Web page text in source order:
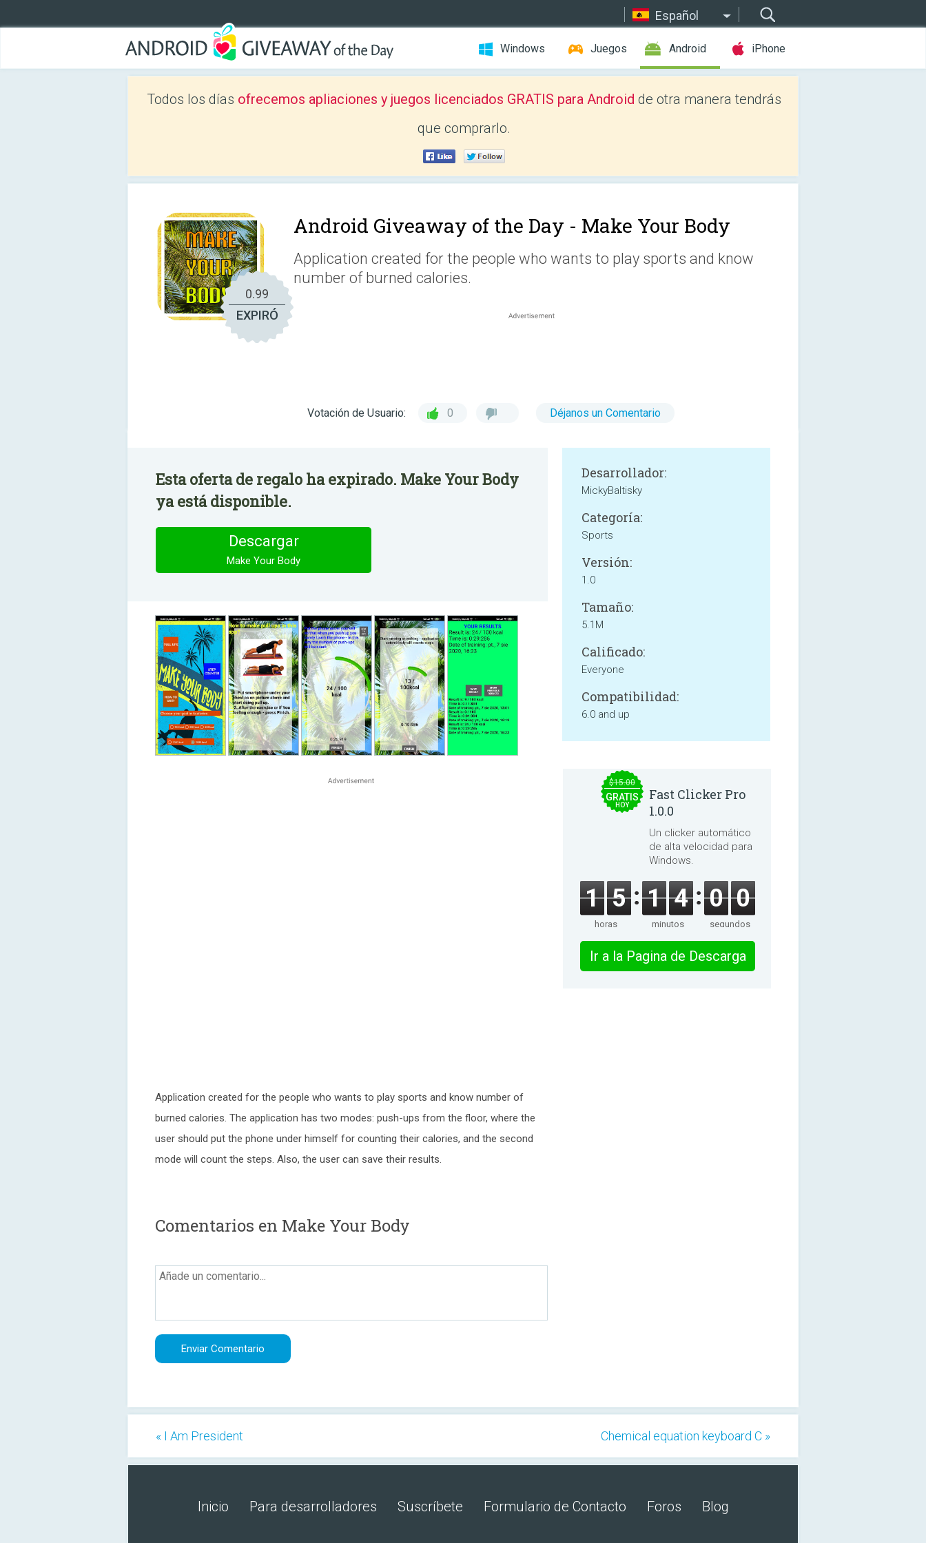
Español
Windows Juegos Android iPhone
Todos los días ofrecemos apliaciones y juegos licenciados GRATIS para Android de otra manera tendrás
que comprarlo.
0.99
EXPIRÓ
Android Giveaway of the Day - Make Your Body
Application created for the people who wants to play sports and know
number of burned calories.
Votación de Usuario: 0 Déjanos un Comentario
Esta oferta de regalo ha expirado. Make Your Body
ya está disponible.
Descargar
Make Your Body
Application created for the people who wants to play sports and know number of
burned calories. The application has two modes: push-ups from the floor, where the
user should put the phone under himself for counting their calories, and the second
mode will count the steps. Also, the user can save their results.
Desarrollador:
MickyBaltisky
Categoría:
Sports
Versión:
1.0
Tamaño:
5.1M
Calificado:
Everyone
Compatibilidad:
6.0 and up
Comentarios en Make Your Body
$15.00
GRATIS
HOY
Fast Clicker Pro
1.0.0
Un clicker automático
de alta velocidad para
Windows.
1 5
horas
1 3
minutos
5 9
segundos
Ir a la Pagina de Descarga
« I Am President Chemical equation keyboard C »
Inicio Para desarrolladores Suscríbete Formulario de Contacto Foros Blog